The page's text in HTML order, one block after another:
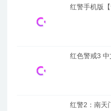
红警手机版【
红色警戒3
红警2：南天